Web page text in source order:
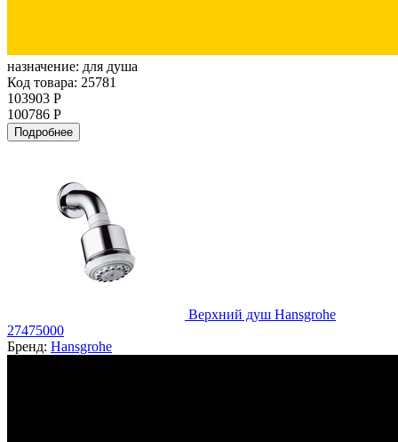
назначение: для душа
Код товара: 25781
103903 Р
100786 Р
Подробнее
Верхний душ Hansgrohe
27475000
Бренд: Hansgrohe